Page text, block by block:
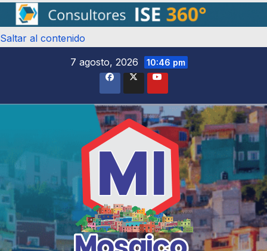
Saltar al contenido
7 agosto, 2026
10:46 pm